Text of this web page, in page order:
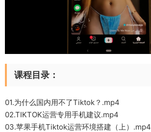
课程目录：
01.为什么国内用不了Tiktok？.mp4
02.TIKTOK运营专用手机建议.mp4
03.苹果手机Tiktok运营环境搭建（上）.mp4